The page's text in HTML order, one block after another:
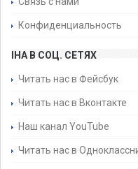
Конфиденциальность
IHA В СОЦ. СЕТЯХ
Читать нас в Фейсбук
Читать нас в Вконтакте
Наш канал YouTube
Читать нас в